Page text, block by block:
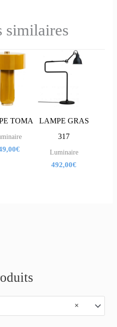
similaires
TOMA
€
LAMPE GRAS
317
Luminaire
492,00€
×